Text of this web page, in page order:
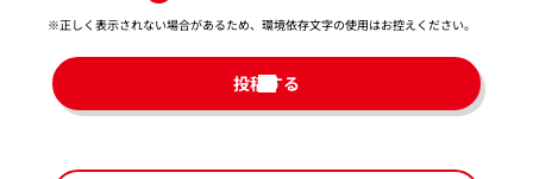
※正しく表示されない場合があるため、環境依存文字の使用はお控えください。​
投稿する